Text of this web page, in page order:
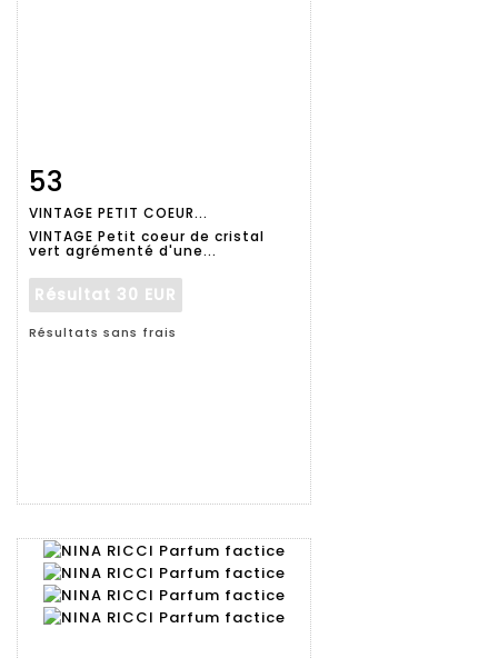
détaillée
53
VINTAGE PETIT COEUR...
VINTAGE Petit coeur de cristal
vert agrémenté d'une...
Résultat 30 EUR
Résultats sans frais